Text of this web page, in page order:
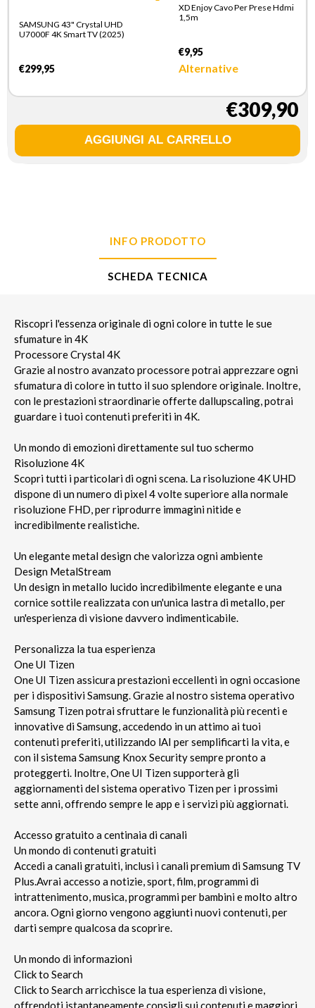
SAMSUNG 43" Crystal UHD
U7000F 4K Smart TV (2025)
€299,95
XD Enjoy Cavo Per Prese Hdmi
1,5m
€9,95
Alternative
€309,90
INFO PRODOTTO
SCHEDA TECNICA
Riscopri l'essenza originale di ogni colore in tutte le sue
sfumature in 4K
Processore Crystal 4K
Grazie al nostro avanzato processore potrai apprezzare ogni
sfumatura di colore in tutto il suo splendore originale. Inoltre,
con le prestazioni straordinarie offerte dallupscaling, potrai
guardare i tuoi contenuti preferiti in 4K.
Un mondo di emozioni direttamente sul tuo schermo
Risoluzione 4K
Scopri tutti i particolari di ogni scena. La risoluzione 4K UHD
dispone di un numero di pixel 4 volte superiore alla normale
risoluzione FHD, per riprodurre immagini nitide e
incredibilmente realistiche.
Un elegante metal design che valorizza ogni ambiente
Design MetalStream
Un design in metallo lucido incredibilmente elegante e una
cornice sottile realizzata con un'unica lastra di metallo, per
un'esperienza di visione davvero indimenticabile.
Personalizza la tua esperienza
One UI Tizen
One UI Tizen assicura prestazioni eccellenti in ogni occasione
per i dispositivi Samsung. Grazie al nostro sistema operativo
Samsung Tizen potrai sfruttare le funzionalità più recenti e
innovative di Samsung, accedendo in un attimo ai tuoi
contenuti preferiti, utilizzando lAI per semplificarti la vita, e
con il sistema Samsung Knox Security sempre pronto a
proteggerti. Inoltre, One UI Tizen supporterà gli
aggiornamenti del sistema operativo Tizen per i prossimi
sette anni, offrendo sempre le app e i servizi più aggiornati.
Accesso gratuito a centinaia di canali
Un mondo di contenuti gratuiti
Accedi a canali gratuiti, inclusi i canali premium di Samsung TV
Plus.Avrai accesso a notizie, sport, film, programmi di
intrattenimento, musica, programmi per bambini e molto altro
ancora. Ogni giorno vengono aggiunti nuovi contenuti, per
darti sempre qualcosa da scoprire.
Un mondo di informazioni
Click to Search
Click to Search arricchisce la tua esperienza di visione,
offrendoti istantaneamente consigli sui contenuti e maggiori